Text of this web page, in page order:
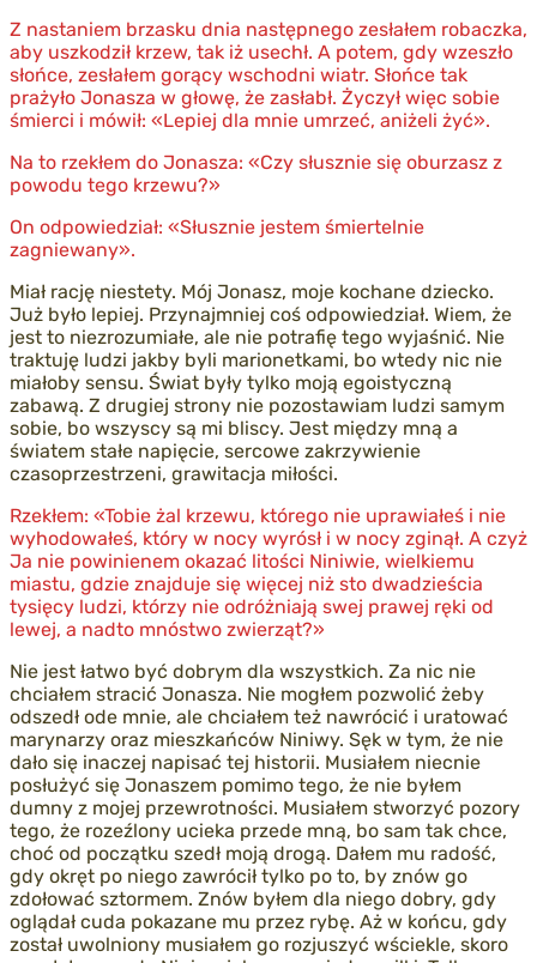
Z nastaniem brzasku dnia następnego zesłałem robaczka,
aby uszkodził krzew, tak iż usechł. A potem, gdy wzeszło
słońce, zesłałem gorący wschodni wiatr. Słońce tak
prażyło Jonasza w głowę, że zasłabł. Życzył więc sobie
śmierci i mówił: «Lepiej dla mnie umrzeć, aniżeli żyć».
Na to rzekłem do Jonasza: «Czy słusznie się oburzasz z
powodu tego krzewu?»
On odpowiedział: «Słusznie jestem śmiertelnie
zagniewany».
Miał rację niestety. Mój Jonasz, moje kochane dziecko.
Już było lepiej. Przynajmniej coś odpowiedział. Wiem, że
jest to niezrozumiałe, ale nie potrafię tego wyjaśnić. Nie
traktuję ludzi jakby byli marionetkami, bo wtedy nic nie
miałoby sensu. Świat były tylko moją egoistyczną
zabawą. Z drugiej strony nie pozostawiam ludzi samym
sobie, bo wszyscy są mi bliscy. Jest między mną a
światem stałe napięcie, sercowe zakrzywienie
czasoprzestrzeni, grawitacja miłości.
Rzekłem: «Tobie żal krzewu, którego nie uprawiałeś i nie
wyhodowałeś, który w nocy wyrósł i w nocy zginął. A czyż
Ja nie powinienem okazać litości Niniwie, wielkiemu
miastu, gdzie znajduje się więcej niż sto dwadzieścia
tysięcy ludzi, którzy nie odróżniają swej prawej ręki od
lewej, a nadto mnóstwo zwierząt?»
Nie jest łatwo być dobrym dla wszystkich. Za nic nie
chciałem stracić Jonasza. Nie mogłem pozwolić żeby
odszedł ode mnie, ale chciałem też nawrócić i uratować
marynarzy oraz mieszkańców Niniwy. Sęk w tym, że nie
dało się inaczej napisać tej historii. Musiałem niecnie
posłużyć się Jonaszem pomimo tego, że nie byłem
dumny z mojej przewrotności. Musiałem stworzyć pozory
tego, że rozeźlony ucieka przede mną, bo sam tak chce,
choć od początku szedł moją drogą. Dałem mu radość,
gdy okręt po niego zawrócił tylko po to, by znów go
zdołować sztormem. Znów byłem dla niego dobry, gdy
oglądał cuda pokazane mu przez rybę. Aż w końcu, gdy
został uwolniony musiałem go rozjuszyć wściekle, skoro